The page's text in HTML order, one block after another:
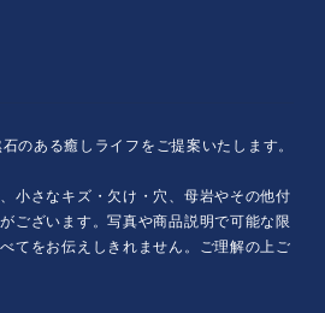
のある癒しライフをご提案いたします。
小さなキズ・欠け・穴、母岩やその他付
ございます。写真や商品説明で可能な限
てをお伝えしきれません。ご理解の上ご